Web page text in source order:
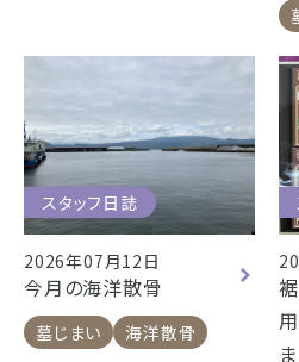
藤枝店
静岡石田街
裾野店
お店一覧を見
- 採用情報
- やまき寺子屋教室
- なつかしのCM
- プライバシーポリシー
スタッフ日誌
2026年07月12日
今月の海洋散骨
墓じまい 海洋散骨